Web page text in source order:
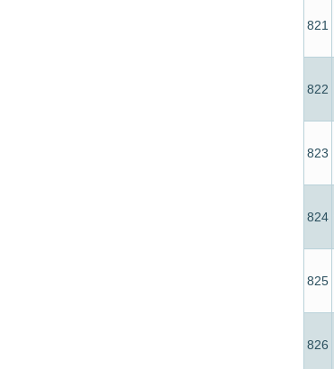
821
822
823
824
825
826